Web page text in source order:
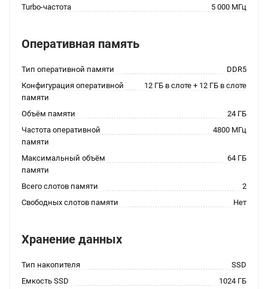
Turbo-частота 5 000 МГц
Оперативная память
Тип оперативной памяти
DDR5
Конфигурация оперативной
памяти
12 ГБ в слоте + 12 ГБ в слоте
Объём памяти
24 ГБ
Частота оперативной
памяти
4800 МГц
Максимальный объём
памяти
64 ГБ
Всего слотов памяти
2
Свободных слотов памяти
Нет
Хранение данных
Тип накопителя
SSD
Емкость SSD
1024 ГБ